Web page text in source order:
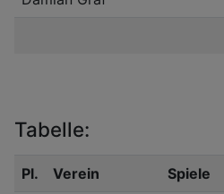
Tabelle:
Pl. Verein Spiele